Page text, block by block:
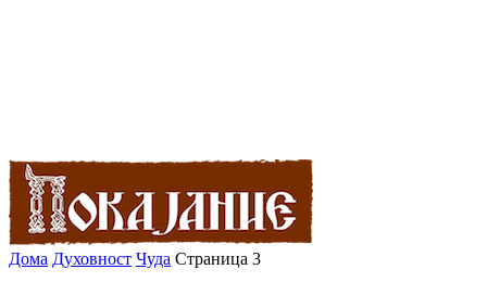
Дома Духовност Чуда Страница 3